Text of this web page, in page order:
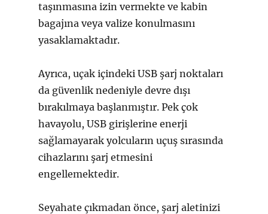
taşınmasına izin vermekte ve kabin
bagajına veya valize konulmasını
yasaklamaktadır.
Ayrıca, uçak içindeki USB şarj noktaları
da güvenlik nedeniyle devre dışı
bırakılmaya başlanmıştır. Pek çok
havayolu, USB girişlerine enerji
sağlamayarak yolcuların uçuş sırasında
cihazlarını şarj etmesini
engellemektedir.
Seyahate çıkmadan önce, şarj aletinizi